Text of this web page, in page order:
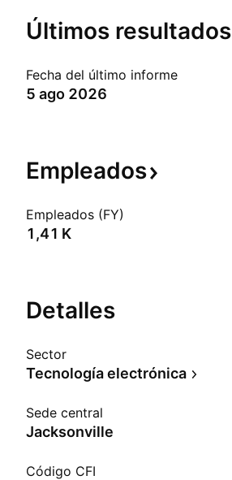
Últimos resultados
Fecha del último informe
5 ago 2026
Empleados
Empleados (FY)
‪1,41 K‬
Detalles
Sector
Tecnología electrónica
Sede central
Jacksonville
Código CFI